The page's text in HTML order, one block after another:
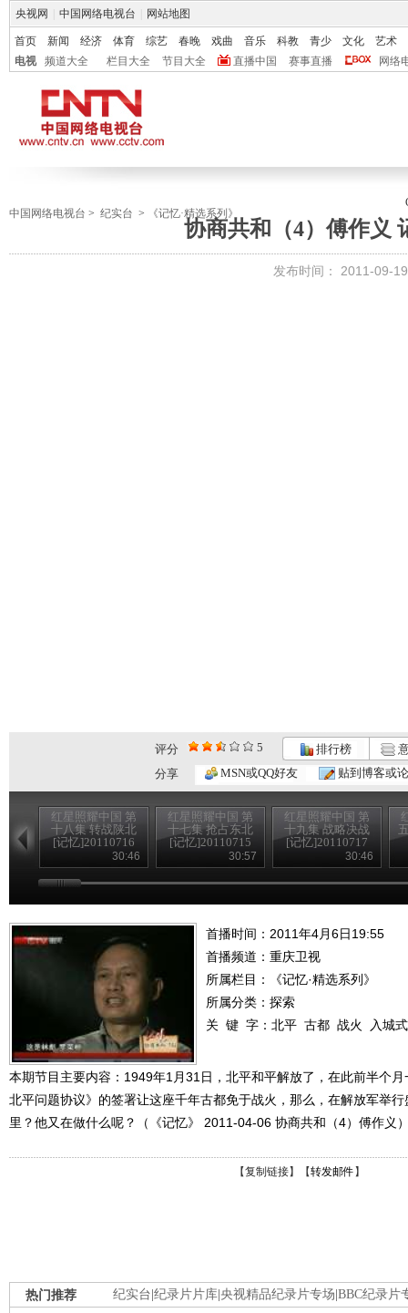
央视网 中国网络电视台 网站地图
首页 新闻 经济 体育 综艺 春晚 戏曲 音乐 科教 青少 文化
艺术
电视
频道大全 栏目大全 节目大全 直播中国 赛事直播 网络
中国网络电视台 > 纪实台 > 《记忆·精选系列》
协商共和（4）傅作义
发布时间： 2011-09-
评分 5 排行榜
分享
MSN或QQ好友 贴到博客或
红星照耀中国 第
十八集 转战陕北
[记忆]20110716
30:46
红星照耀中国 第
十七集 抢占东北
[记忆]20110715
30:57
红星照耀中国 第
十九集 战略决战
[记忆]20110717
30:46
首播时间：2011年4月6日19:55
首播频道： 重庆卫视
所属栏目：
《记忆·精选系列》
所属分类：探索
关 键 字： 北平 古都 战火 入城式
本期节目主要内容：1949年1月31日，北平和平解放了，在此前半个
北平问题协议》的签署让这座千年古都免于战火，那么，在解放军举
里？他又在做什么呢？（《记忆》 2011-04-06 协商共和（4）傅作义
【复制链接】【转发邮件 】
纪实台 纪录片片库 央视精品纪录片专场 BBC纪录片
热门推荐